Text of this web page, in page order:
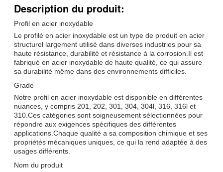
Description du produit:
Profil en acier inoxydable
Le profilé en acier inoxydable est un type de produit en acier
structurel largement utilisé dans diverses industries pour sa
haute résistance, durabilité et résistance à la corrosion.Il est
fabriqué en acier inoxydable de haute qualité, ce qui assure
sa durabilité même dans des environnements difficiles.
Grade
Notre profil en acier inoxydable est disponible en différentes
nuances, y compris 201, 202, 301, 304, 304l, 316, 316l et
310.Ces catégories sont soigneusement sélectionnées pour
répondre aux exigences spécifiques des différentes
applications.Chaque qualité a sa composition chimique et ses
propriétés mécaniques uniques, ce qui la rend adaptée à des
usages différents.
Nom du produit